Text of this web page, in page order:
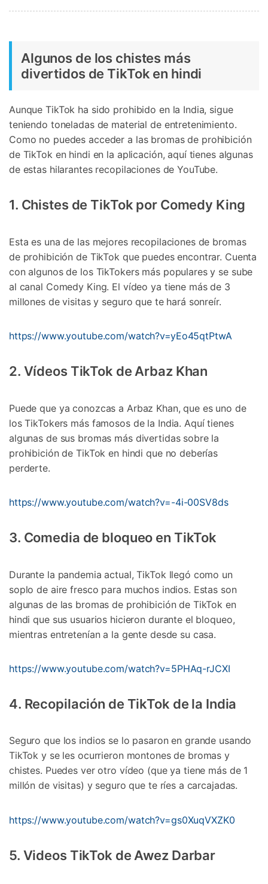
Algunos de los chistes más
divertidos de TikTok en hindi
Aunque TikTok ha sido prohibido en la India, sigue
teniendo toneladas de material de entretenimiento.
Como no puedes acceder a las bromas de prohibición
de TikTok en hindi en la aplicación, aquí tienes algunas
de estas hilarantes recopilaciones de YouTube.
1. Chistes de TikTok por Comedy King
Esta es una de las mejores recopilaciones de bromas
de prohibición de TikTok que puedes encontrar. Cuenta
con algunos de los TikTokers más populares y se sube
al canal Comedy King. El vídeo ya tiene más de 3
millones de visitas y seguro que te hará sonreír.
https://www.youtube.com/watch?v=yEo45qtPtwA
2. Vídeos TikTok de Arbaz Khan
Puede que ya conozcas a Arbaz Khan, que es uno de
los TikTokers más famosos de la India. Aquí tienes
algunas de sus bromas más divertidas sobre la
prohibición de TikTok en hindi que no deberías
perderte.
https://www.youtube.com/watch?v=-4i-00SV8ds
3. Comedia de bloqueo en TikTok
Durante la pandemia actual, TikTok llegó como un
soplo de aire fresco para muchos indios. Estas son
algunas de las bromas de prohibición de TikTok en
hindi que sus usuarios hicieron durante el bloqueo,
mientras entretenían a la gente desde su casa.
https://www.youtube.com/watch?v=5PHAq-rJCXI
4. Recopilación de TikTok de la India
Seguro que los indios se lo pasaron en grande usando
TikTok y se les ocurrieron montones de bromas y
chistes. Puedes ver otro vídeo (que ya tiene más de 1
millón de visitas) y seguro que te ríes a carcajadas.
https://www.youtube.com/watch?v=gs0XuqVXZK0
5. Videos TikTok de Awez Darbar